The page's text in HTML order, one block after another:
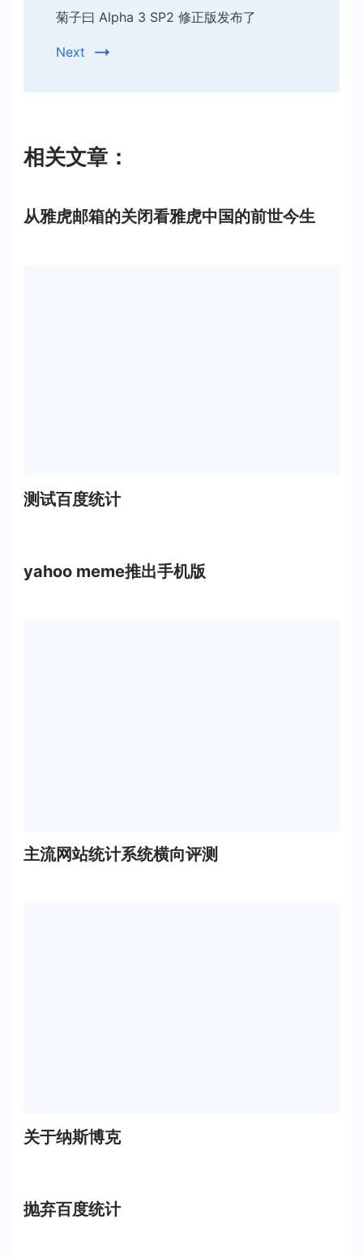
菊子曰 Alpha 3 SP2 修正版发布了
Next
相关文章：
从雅虎邮箱的关闭看雅虎中国的前世今生
测试百度统计
yahoo meme推出手机版
主流网站统计系统横向评测
关于纳斯博克
抛弃百度统计